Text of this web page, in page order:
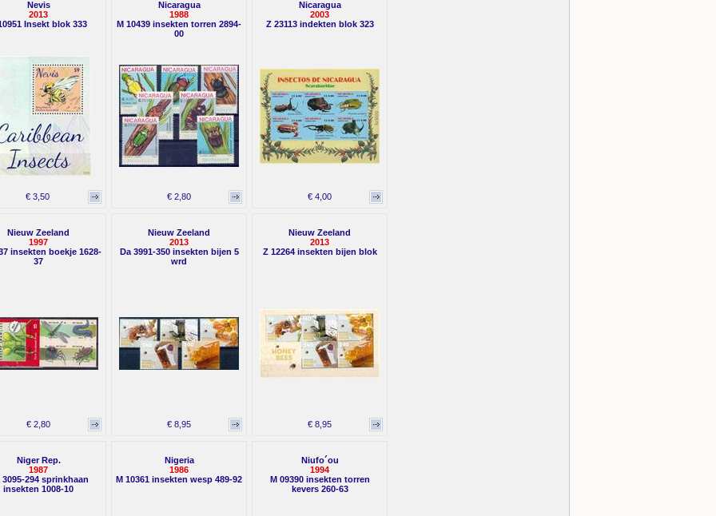
Nevis
2013
Insekt blok 333
€ 3,50
Nicaragua
1988
M 10439 insekten torren 2894-
00
€ 2,80
Nicaragua
2003
Z 23113 indekten blok 323
€ 4,00
Nieuw Zeeland
1997
insekten boekje 1628-
37
€ 2,80
Nieuw Zeeland
2013
Da 3991-350 insekten bijen 5
wrd
€ 8,95
Nieuw Zeeland
2013
Z 12264 insekten bijen blok
€ 8,95
Niger Rep.
1987
3095-294 sprinkhaan
insekten 1008-10
Nigeria
1986
M 10361 insekten wesp 489-92
Niufo´ou
1994
M 09390 insekten torren
kevers 260-63